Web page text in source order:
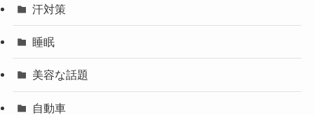
汗対策
睡眠
美容な話題
自動車